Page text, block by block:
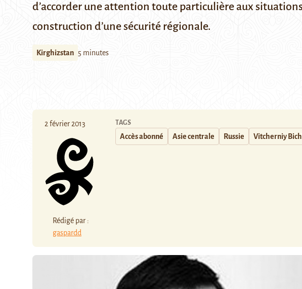
d’accorder une attention toute particulière aux
construction d’une sécurité régionale.
Kirghizstan 5 minutes
2 février 2013
Rédigé par :
gaspardd
TAGS
Accès abonné Asie centrale Russie Vitcherniy